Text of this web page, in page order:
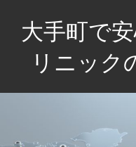
ツ
大手町で
リニック
健